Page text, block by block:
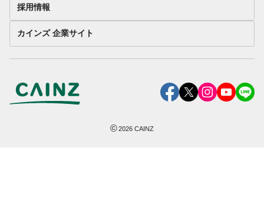
採用情報
カインズ 企業サイト
©2026 CAINZ